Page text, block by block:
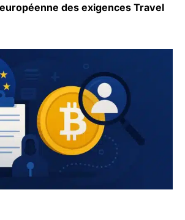
des exigences Travel